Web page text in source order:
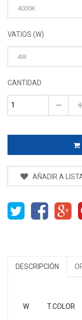
VATIOS (W)
CANTIDAD
AÑADIR A
DESCRIPCIÓN
W T.COLOR